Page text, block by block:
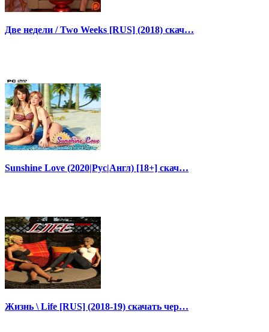
Две недели / Two Weeks [RUS] (2018) скач…
Sunshine Love (2020|Рус|Англ) [18+] скач…
Жизнь \ Life [RUS] (2018-19) скачать чер…